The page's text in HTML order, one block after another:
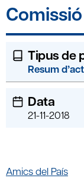
Tipus de
Resum
Data
21-11-2018
Amics del País